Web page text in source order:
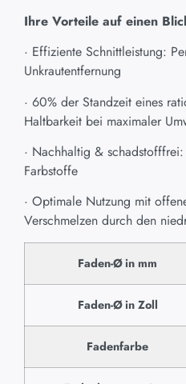
Ihre Vorteile auf einen
· Effiziente Schnittleistung:
Unkrautentfernung
· 60% der Standzeit eines
Haltbarkeit bei maximaler
· Nachhaltig &
Farbstoffe
· Optimale Nutzung mit
Verschmelzen durch den
Faden-Ø in mm
Faden-Ø in Zoll
Fadenfarbe